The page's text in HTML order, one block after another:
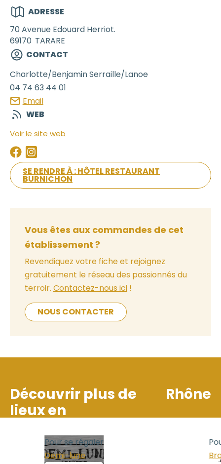
ADRESSE
70 Avenue Edouard Herriot.
69170 TARARE
CONTACT
Charlotte/BenjaminSerraille/Lanoe
04 74 63 44 01
Email
WEB
Voir le site web
SE RENDRE À : HÔTEL RESTAURANT
BURNICHON
Vous êtes aux commandes de cet
établissement ?
Revendiquez votre fiche et rejoignez
gratuitement le réseau des passionnés du
terroir. Contactez-nous ici !
NOUS CONTACTER
Découvrir plus de
lieux en
Rhône
Pour se régaler
Demi-lune